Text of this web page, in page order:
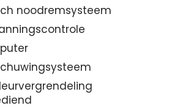
noodremsysteem